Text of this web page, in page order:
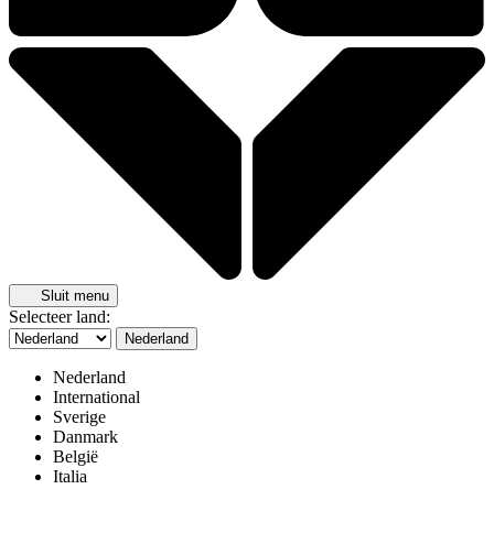
Sluit menu
Selecteer land:
Nederland
Nederland
International
Sverige
Danmark
België
Italia